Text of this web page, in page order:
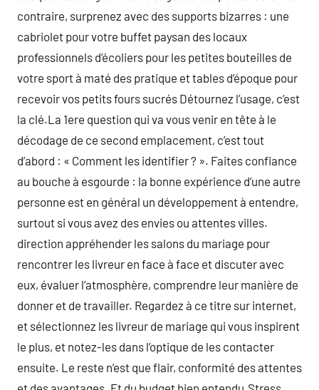
contraire, surprenez avec des supports bizarres : une
cabriolet pour votre buffet paysan des locaux
professionnels d’écoliers pour les petites bouteilles de
votre sport à maté des pratique et tables d’époque pour
recevoir vos petits fours sucrés Détournez l’usage, c’est
la clé.La 1ere question qui va vous venir en tête à le
décodage de ce second emplacement, c’est tout
d’abord : « Comment les identifier ? ». Faites confiance
au bouche à esgourde : la bonne expérience d’une autre
personne est en général un développement à entendre,
surtout si vous avez des envies ou attentes villes.
direction appréhender les salons du mariage pour
rencontrer les livreur en face à face et discuter avec
eux, évaluer l’atmosphère, comprendre leur manière de
donner et de travailler. Regardez à ce titre sur internet,
et sélectionnez les livreur de mariage qui vous inspirent
le plus, et notez-les dans l’optique de les contacter
ensuite. Le reste n’est que flair, conformité des attentes